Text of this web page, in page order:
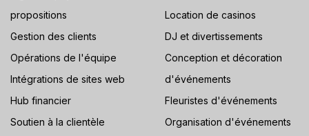
propositions
Gestion des clients
Opérations de l'équipe
Intégrations de sites web
Hub financier
Soutien à la clientèle
Location de casinos
DJ et divertissements
Conception et décoration
d'événements
Fleuristes d'événements
Organisation d'événements